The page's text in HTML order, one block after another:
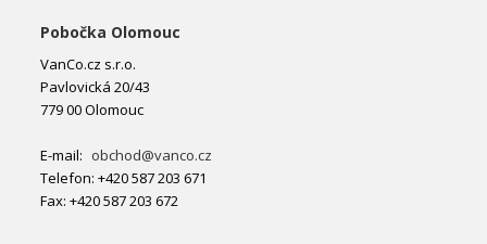
Pobočka Olomouc
VanCo.cz s.r.o.
Pavlovická 20/43
779 00 Olomouc
E-mail: obchod@vanco.cz
Telefon: +420 587 203 671
Fax: +420 587 203 672